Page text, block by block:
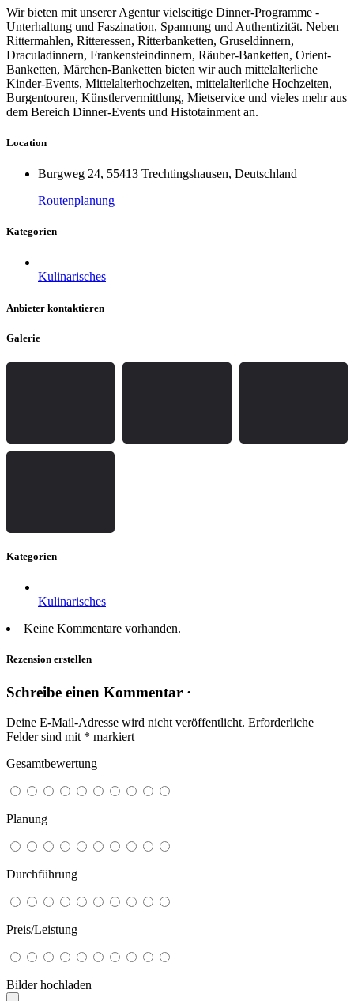
Wir bieten mit unserer Agentur vielseitige Dinner-Programme -
Unterhaltung und Faszination, Spannung und Authentizität. Neben
Rittermahlen, Ritteressen, Ritterbanketten, Gruseldinnern,
Draculadinnern, Frankensteindinnern, Räuber-Banketten, Orient-
Banketten, Märchen-Banketten bieten wir auch mittelalterliche
Kinder-Events, Mittelalterhochzeiten, mittelalterliche Hochzeiten,
Burgentouren, Künstlervermittlung, Mietservice und vieles mehr aus
dem Bereich Dinner-Events und Histotainment an.
Location
Burgweg 24, 55413 Trechtingshausen, Deutschland
Routenplanung
Kategorien
Kulinarisches
Anbieter kontaktieren
Galerie
Kategorien
Kulinarisches
Keine Kommentare vorhanden.
Rezension erstellen
Schreibe einen Kommentar ·
Deine E-Mail-Adresse wird nicht veröffentlicht. Erforderliche
Felder sind mit * markiert
Gesamtbewertung
Planung
Durchführung
Preis/Leistung
Bilder hochladen